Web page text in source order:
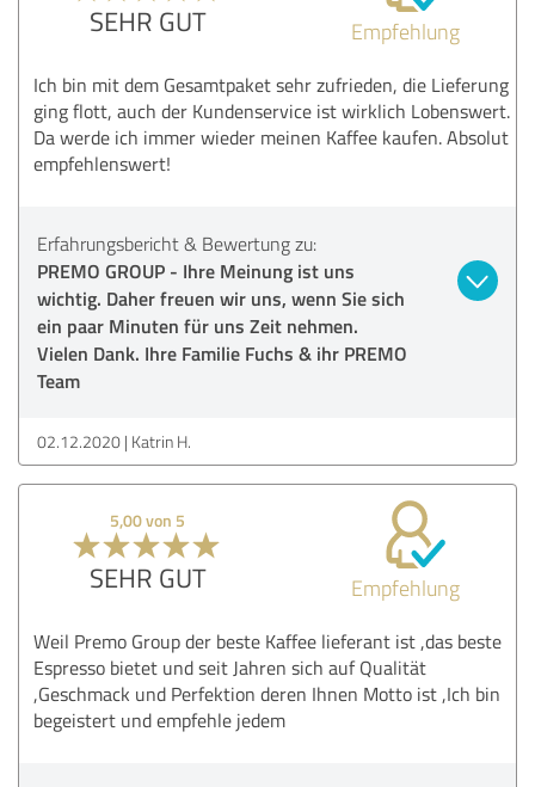
SEHR GUT Empfehlung
Ich bin mit dem Gesamtpaket sehr zufrieden, die Lieferung
ging flott, auch der Kundenservice ist wirklich Lobenswert.
Da werde ich immer wieder meinen Kaffee kaufen. Absolut
empfehlenswert!
Erfahrungsbericht & Bewertung zu:
PREMO GROUP - Ihre Meinung ist uns
wichtig. Daher freuen wir uns, wenn Sie sich
ein paar Minuten für uns Zeit nehmen.
Vielen Dank. Ihre Familie Fuchs & ihr PREMO
Team
02.12.2020 Katrin H.
5,00 von 5
SEHR GUT Empfehlung
Weil Premo Group der beste Kaffee lieferant ist ,das beste
Espresso bietet und seit Jahren sich auf Qualität
,Geschmack und Perfektion deren Ihnen Motto ist ,Ich bin
begeistert und empfehle jedem